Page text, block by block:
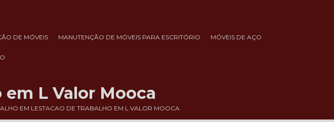
DE MÓVEIS MANUTENÇÃO DE MÓVEIS PARA ESCRITÓRIO MÓVEIS DE AÇO
EM LESTACAO DE TRABALHO EM L VALOR MOOCA
L Valor Mooca